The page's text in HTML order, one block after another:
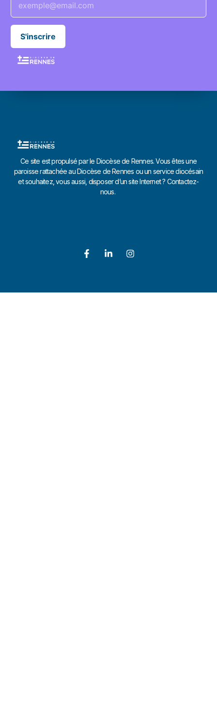
S'inscrire
Ce site est propulsé par le Diocèse de Rennes. Vous êtes une
paroisse rattachée au Diocèse de Rennes ou un service diocésain
et souhaitez, vous aussi, disposer d’un site Internet ? Contactez-
nous.